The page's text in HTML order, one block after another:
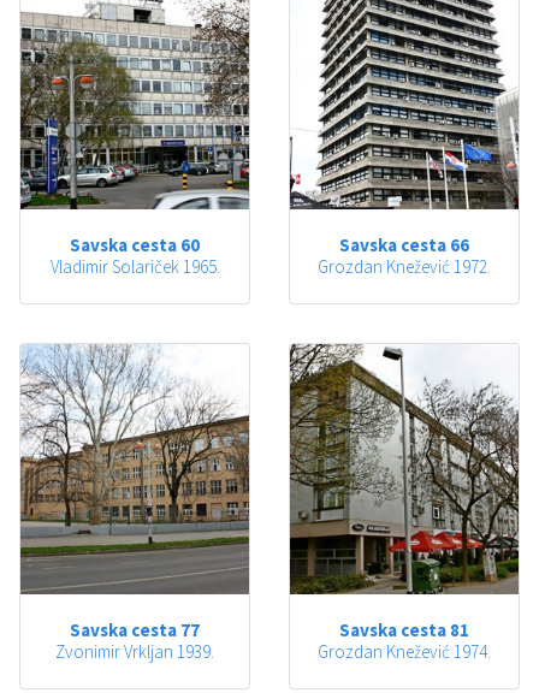
Savska cesta 60
Vladimir Solariček 1965.
Savska cesta 66
Grozdan Knežević 1972.
Savska cesta 77
Zvonimir Vrkljan 1939.
Savska cesta 81
Grozdan Knežević 1974.